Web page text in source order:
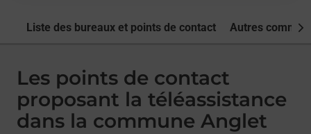
Liste des bureaux et points de contact Autres
Les points de contact
proposant la téléassistance
dans la commune Anglet